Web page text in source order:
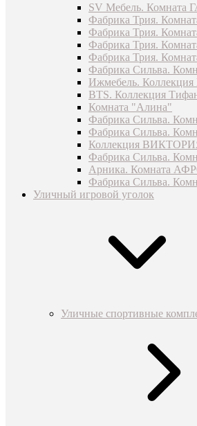
SV Мебель.
Фабрика Трия.
Фабрика Трия.
Фабрика Трия.
Фабрика Трия.
Фабрика Сильва.
Ижмебель.
BTS. Коллекция
Комната "Алина"
Фабрика Сильва.
Фабрика Сильва.
Коллекция
Фабрика Сильва.
Арника. Комната
Фабрика Сильва.
Уличный игровой уголок
Уличные спортивные